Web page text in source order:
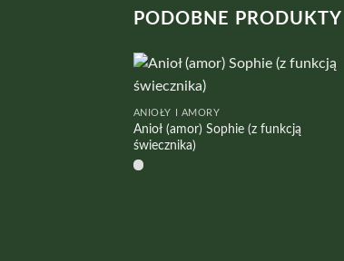
PODOBNE PRODUKTY
ANIOŁY I AMORY
Anioł (amor) Sophie (z funkcją
świecznika)